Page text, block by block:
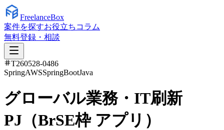
FreelanceBox
案件を探すお役立ちコラム
無料登録・相談
T260528-0486
SpringAWSSpringBootJava
グローバル業務・IT刷新
PJ（BrSE枠 アプリ）